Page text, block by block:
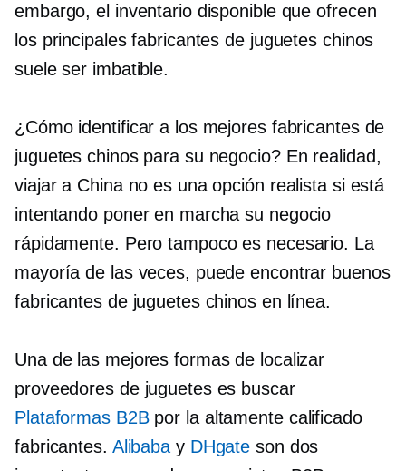
embargo, el inventario disponible que ofrecen
los principales fabricantes de juguetes chinos
suele ser imbatible.
¿Cómo identificar a los mejores fabricantes de
juguetes chinos para su negocio? En realidad,
viajar a China no es una opción realista si está
intentando poner en marcha su negocio
rápidamente. Pero tampoco es necesario. La
mayoría de las veces, puede encontrar buenos
fabricantes de juguetes chinos en línea.
Una de las mejores formas de localizar
proveedores de juguetes es buscar
Plataformas B2Bpor la altamente calificado
fabricantes. Alibaba y DHgate son dos